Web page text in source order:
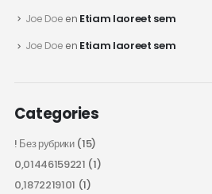
Joe Doe en Etiam laoreet sem
Joe Doe en Etiam laoreet sem
Categories
! Без рубрики(15)
0,01446159221 (1)
0,1872219101 (1)